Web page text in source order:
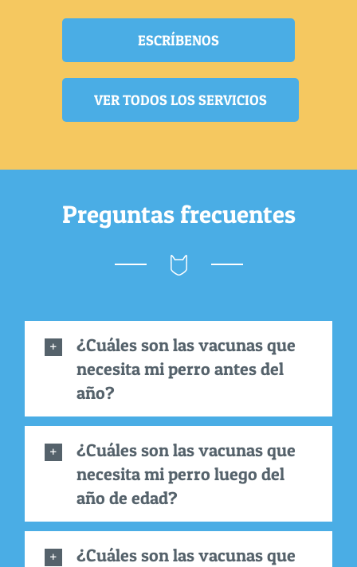
ESCRÍBENOS
VER TODOS LOS SERVICIOS
Preguntas frecuentes
¿Cuáles son las vacunas que
necesita mi perro antes del
año?
¿Cuáles son las vacunas que
necesita mi perro luego del
año de edad?
¿Cuáles son las vacunas que